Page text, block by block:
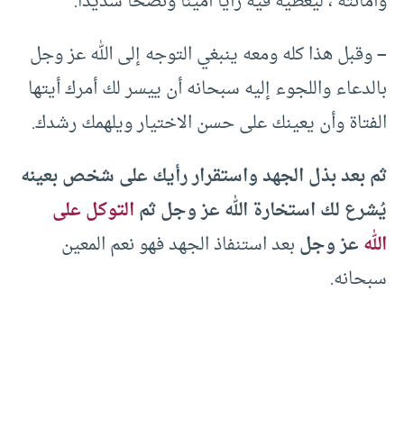
–وقبل هذا كله ومعه ينبغي التوجه إلى الله عز وجل
بالدعاء واللجوء إليه سبحانه أن ييسر لك أمرك أيتها
الفتاة وأن يعينك على حسن الاختيار ويلهمك رشدك.
ثم بعد بذل الجهد واستقرار رأيك على شخص بعينه
يُشرع لك استخارة الله عز وجل ثمالتوكل على
اللهعز وجلبعد استنفاذ الجهد فهو نعم المعين
سبحانه.